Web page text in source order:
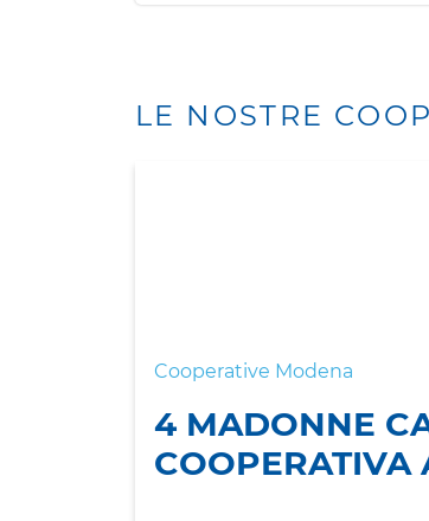
LE NOSTRE
Cooperative Modena
4 MADONNE
COOPERATIVA